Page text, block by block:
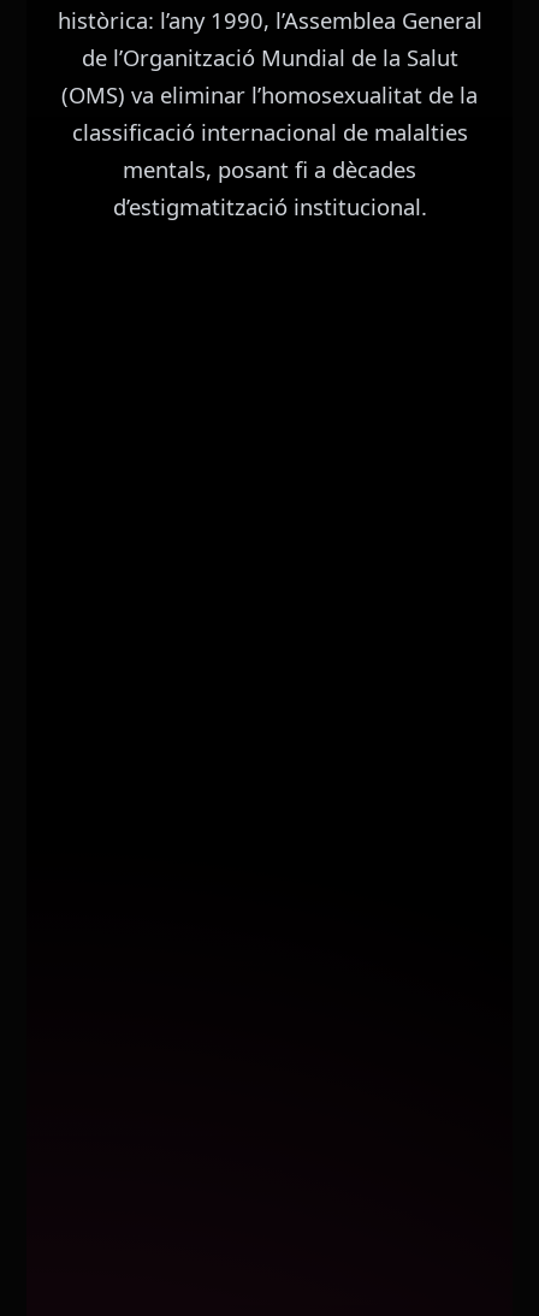
històrica: l’any 1990, l’Assemblea General
de l’Organització Mundial de la Salut
(OMS) va eliminar l’homosexualitat de la
classificació internacional de malalties
mentals, posant fi a dècades
d’estigmatització institucional.